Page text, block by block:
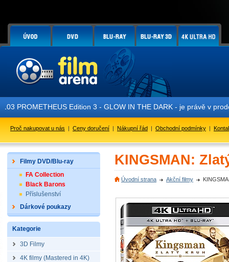
Edition 3 - GLOW IN THE DARK - je právě v prodeji!
Proč nakupovat u nás | Ceny doručení | Nákupní řád | Obchodní podmínky |
Filmy DVD/Blu-ray
FA Collection
Black Barons
Příslušenství
Dárkové poukazy
Kategorie
3D Filmy
4K filmy (Mastered in 4K)
KINGSMAN:
Úvodní strana Akční filmy